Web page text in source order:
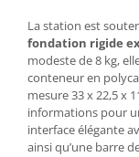
La station est
fondation rigide
modeste de 8 kg,
conteneur en
mesure 33 x 22,5 x
informations pour
interface élégante
ainsi qu’une barre